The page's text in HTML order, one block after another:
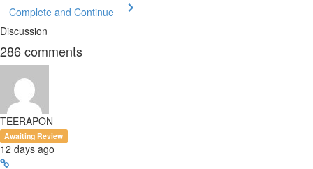
Complete and Continue
Discussion
286comments
TEERAPON
Awaiting Review
12 days ago